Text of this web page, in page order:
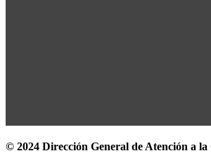
© 2024 Dirección General de Atención a